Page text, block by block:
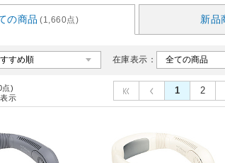
の商品 (1,660点) 新品
在庫表示：
点)
示
1 2